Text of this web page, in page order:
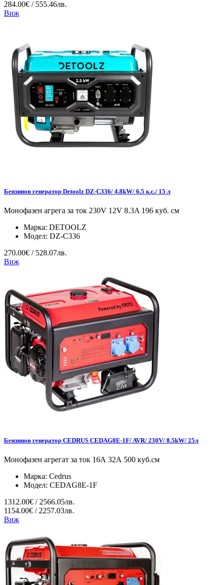
284.00€ / 555.46лв.
Виж
Бензинов генератор Detoolz DZ-C336/ 4.8kW/ 6.5 к.с./ 15 л
Монофазен агрега за ток 230V 12V 8.3A 196 куб. см
Марка: DETOOLZ
Модел: DZ-C336
270.00€ / 528.07лв.
Виж
Бензинов генератор CEDRUS CEDAG8E-1F/ AVR/ 230V/ 8.5kW/ 25л
Монофазен агрегат за ток 16А 32А 500 куб.см
Марка: Cedrus
Модел: CEDAG8E-1F
1312.00€ / 2566.05лв.
1154.00€ / 2257.03лв.
Виж